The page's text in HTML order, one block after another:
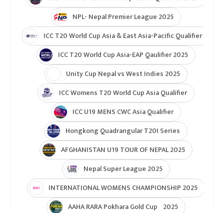
NPL- Nepal Premier League 2025
ICC T20 World Cup Asia & East Asia-Pacific Qualifier
ICC T20 World Cup Asia-EAP Qaulifier 2025
Unity Cup Nepal vs West Indies 2025
ICC Womens T20 World Cup Asia Qualifier
ICC U19 MENS CWC Asia Qualifier
Hongkong Quadrangular T20I Series
AFGHANISTAN U19 TOUR OF NEPAL 2025
Nepal Super League 2025
INTERNATIONAL WOMENS CHAMPIONSHIP 2025
AAHA RARA Pokhara Gold Cup 2025